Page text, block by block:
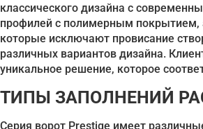
классического дизайна с
профилей с полимерным покрытием,
которые исключают провисание
различных вариантов дизайна.
уникальное решение, которое
ТИПЫ ЗАПОЛНЕНИЙ
Серия ворот Prestige имеет